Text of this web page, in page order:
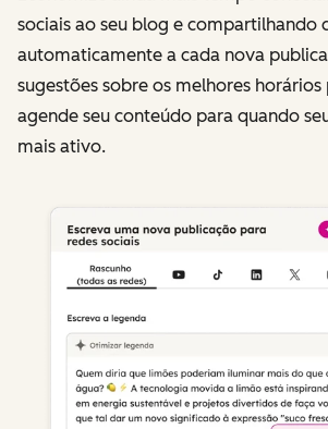
sociais ao seu blog e compartilhando
automaticamente a cada nova
sugestões sobre os melhores
agende seu conteúdo para quando
mais ativo.